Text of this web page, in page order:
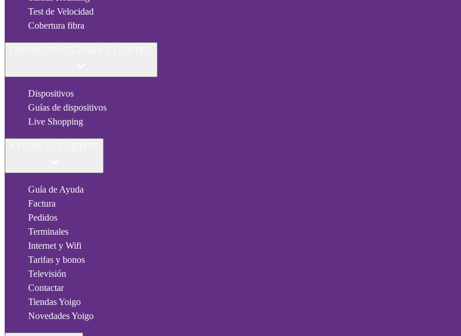
Test de Velocidad
Cobertura fibra
Dispositivos
Guías de dispositivos
Live Shopping
Guía de Ayuda
Factura
Pedidos
Terminales
Internet y Wifi
Tarifas y bonos
Televisión
Contactar
Tiendas Yoigo
Novedades Yoigo